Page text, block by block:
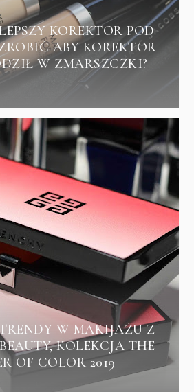
KOREKTOR POD
ABY KOREKTOR
W ZMARSZCZKI?
W MAKIJAŻU Z
KOLEKCJA THE
OF COLOR 2019